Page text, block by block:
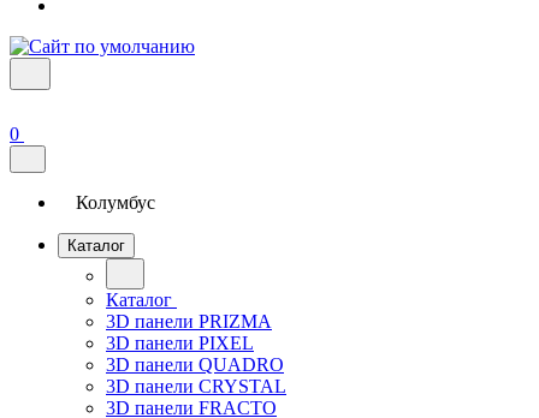
0
Колумбус
Каталог
Каталог
3D панели PRIZMA
3D панели PIXEL
3D панели QUADRO
3D панели CRYSTAL
3D панели FRACTO